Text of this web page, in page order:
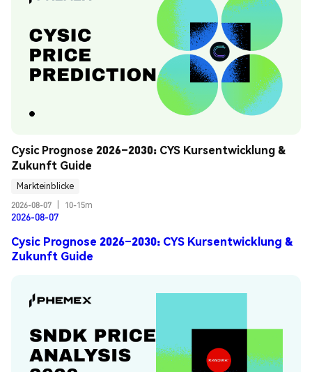
Cysic Prognose 2026–2030: CYS Kursentwicklung &
Zukunft Guide
Markteinblicke
2026-08-07
10-15m
2026-08-07
Cysic Prognose 2026–2030: CYS Kursentwicklung &
Zukunft Guide